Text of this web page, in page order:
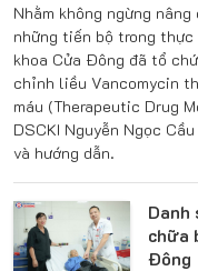
Nhằm không ngừng
những tiến bộ trong
khoa Cửa Đông đã tổ
chỉnh liều Vancomycin
máu (Therapeutic Drug
DSCKI Nguyễn Ngọc
và hướng dẫn.
Danh
chữa
Đông